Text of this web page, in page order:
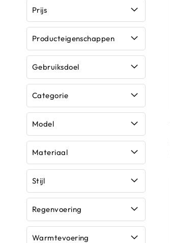
Crosshelmen
Fietshelmen
Helm
accessoires
Vizieren
Pinlocks
Tear-
Crossbrillen
Oordoppen
Onderhoud
Helm
houder
kapstok
Prijs
Producteigenschappen
Gebruiksdoel
Categorie
Model
Materiaal
Stijl
Regenvoering
Warmtevoering